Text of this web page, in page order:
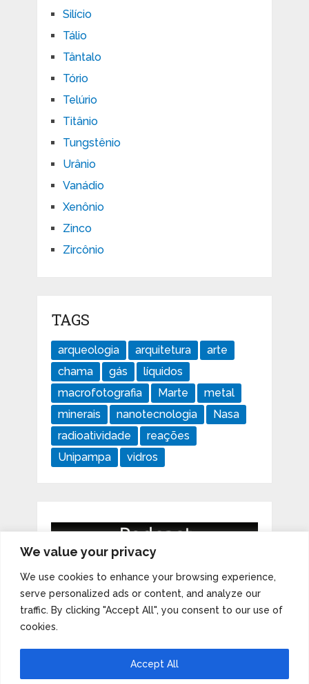
We value your privacy
We use cookies to enhance your browsing experience,
serve personalized ads or content, and analyze our
traffic. By clicking "Accept All", you consent to our use of
cookies.
Accept All
Silício
Tálio
Tântalo
Tório
Telúrio
Titânio
Tungstênio
Urânio
Vanádio
Xenônio
Zinco
Zircônio
TAGS
arqueologia arquitetura
arte
chama
gás
líquidos
macrofotografia
Marte
metal
minerais
nanotecnologia
Nasa
radioatividade
reações
Unipampa
vidros